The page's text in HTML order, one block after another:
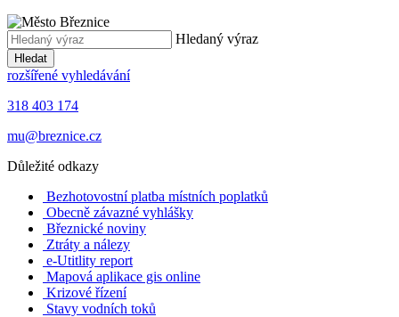
Hledaný výraz
Hledat
rozšířené vyhledávání
318 403 174
mu@breznice.cz
Důležité odkazy
Bezhotovostní platba místních poplatků
Obecně závazné vyhlášky
Březnické noviny
Ztráty a nálezy
e-Utitlity report
Mapová aplikace gis online
Krizové řízení
Stavy vodních toků